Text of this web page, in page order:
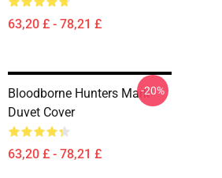
63,20 £ - 78,21 £
Bloodborne Hunters Mark
Duvet Cover
63,20 £ - 78,21 £
-20%